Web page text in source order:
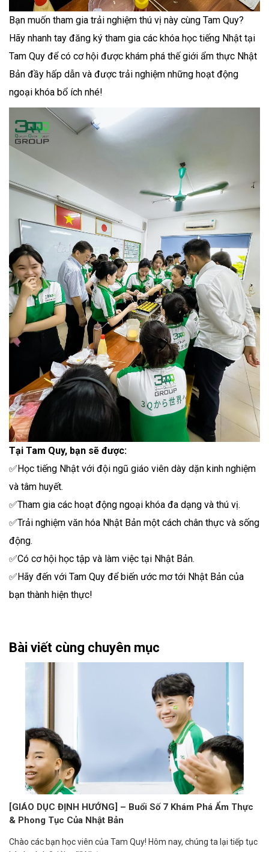
Bạn muốn tham gia trải nghiệm thú vị này cùng Tam Quy?
Hãy nhanh tay đăng ký tham gia các khóa học tiếng Nhật tại
Tam Quy để có cơ hội được khám phá thế giới ẩm thực Nhật
Bản đầy hấp dẫn và được trải nghiệm những hoạt động
ngoại khóa bổ ích nhé!
Tại Tam Quy, bạn sẽ được:
✅Học tiếng Nhật với đội ngũ giáo viên dày dặn kinh nghiệm
và tâm huyết.
✅Tham gia các hoạt động ngoại khóa đa dạng và thú vị.
✅Trải nghiệm văn hóa Nhật Bản một cách chân thực và sống
động.
✅Có cơ hội học tập và làm việc tại Nhật Bản.
✅Hãy đến với Tam Quy để biến ước mơ tới Nhật Bản của
bạn thành hiện thực!
Bài viết cùng chuyên mục
[GIÁO DỤC ĐỊNH HƯỚNG] – Buổi Số 7 Khám Phá Ẩm Thực
& Phong Tục Của Nhật Bản
Chào các bạn học viên của Tam Quy! Hôm nay, chúng ta lại tiếp tục